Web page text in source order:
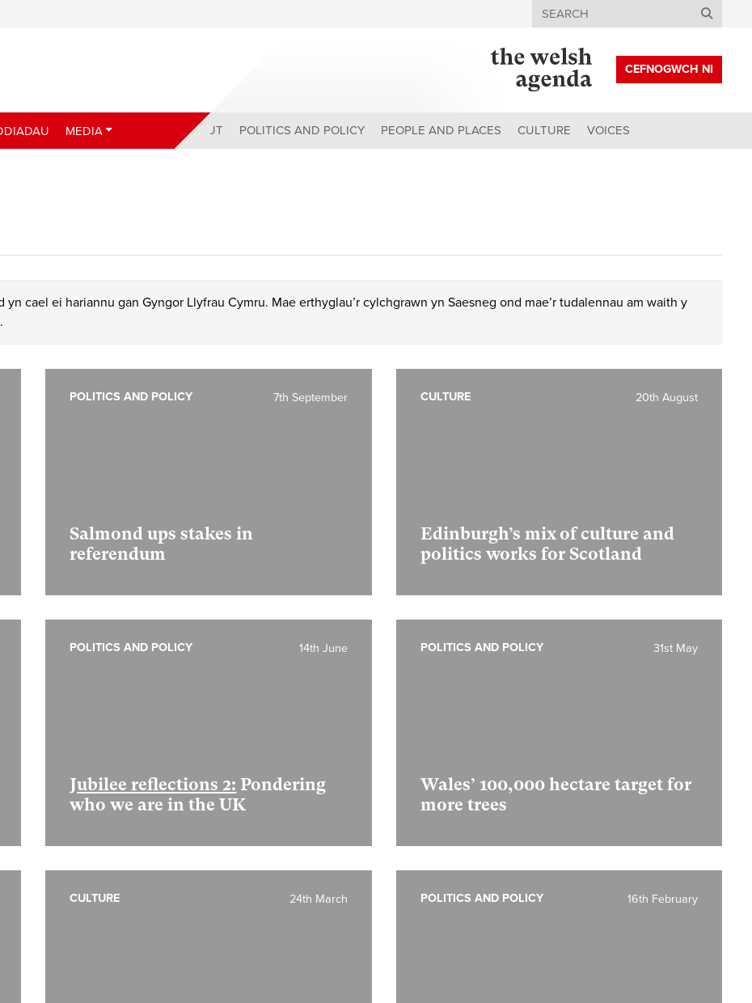
Search
CEFNOGWCH NI
MEDIA ABOUT POLITICS AND POLICY PEOPLE AND PLACES CULTURE VOICES
yn cael ei hariannu gan Gyngor Llyfrau Cymru. Mae erthyglau’r cylchgrawn yn Saesneg ond mae’r tudalennau am waith y
Salmond ups stakes in
referendum
7th September
POLITICS AND POLICY
Edinburgh’s mix of culture and
politics works for Scotland
20th August
CULTURE
Jubilee reflections 2: Pondering
who we are in the UK
14th June
POLITICS AND POLICY
Wales’ 100,000 hectare target for
more trees
31st May
POLITICS AND POLICY
24th March
CULTURE 16th February
POLITICS AND POLICY